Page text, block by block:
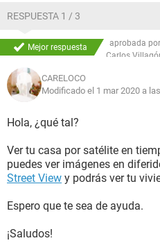
RESPUESTA 1 / 3
Mejor respuesta
aprobada por
Carlos
CARELOCO
Modificado el 1 mar 2020 a
Hola, ¿qué tal?
Ver tu casa por satélite en
puedes ver imágenes en
Street View y podrás ver tu
Espero que te sea de ayuda.
¡Saludos!